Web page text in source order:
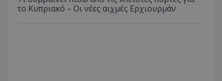
το Κυπριακό – Οι νέες αιχμές Ερχιουρμάν